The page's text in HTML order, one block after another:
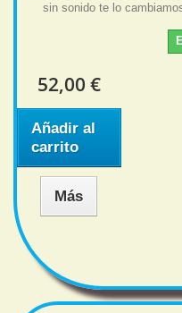
sin sonido te lo
52,00 €
Añadir al
carrito
Más